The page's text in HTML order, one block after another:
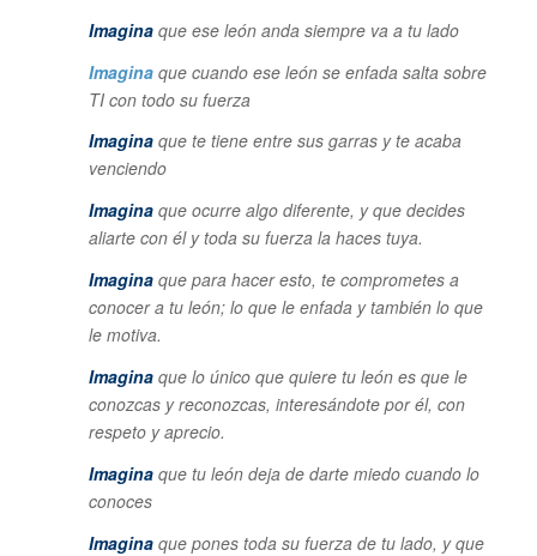
Imaginaque ese león anda siempre va a tu lado
Imagina que cuando ese león se enfada salta sobre
TI con todo su fuerza
Imagina que te tiene entre sus garras y te acaba
venciendo
Imagina que ocurre algo diferente, y que decides
aliarte con él y toda su fuerza la haces tuya.
Imagina que para hacer esto, te comprometes a
conocer a tu león; lo que le enfada y también lo que
le motiva.
Imaginaque lo único que quiere tu león es que le
conozcas y reconozcas, interesándote por él, con
respeto y aprecio.
Imaginaque tu león deja de darte miedo cuando lo
conoces
Imagina que pones toda su fuerza de tu lado, y que